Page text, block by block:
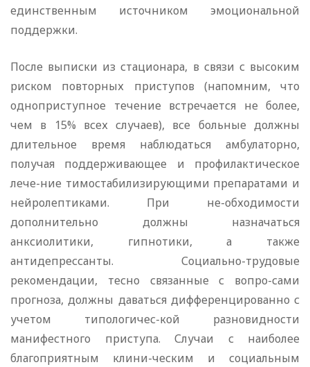
единственным источником эмоциональной
поддержки.
После выписки из стационара, в связи с высоким
риском повторных приступов (напомним, что
одноприступное течение встречается не более,
чем в 15% всех случаев), все больные должны
длительное время наблюдаться амбулаторно,
получая поддерживающее и профилактическое
лече-ние тимостабилизирующими препаратами и
нейролептиками. При не-обходимости
дополнительно должны назначаться
анксиолитики, гипнотики, а также
антидепрессанты. Социально-трудовые
рекомендации, тесно связанные с вопро-сами
прогноза, должны даваться дифференцированно с
учетом типологичес-кой разновидности
манифестного приступа. Случаи с наиболее
благоприятным клини-ческим и социальным